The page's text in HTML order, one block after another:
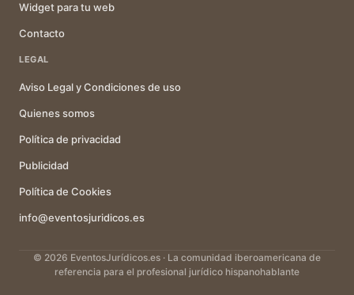
Widget para tu web
Contacto
LEGAL
Aviso Legal y Condiciones de uso
Quienes somos
Política de privacidad
Publicidad
Política de Cookies
info@eventosjuridicos.es
© 2026 EventosJurídicos.es · La comunidad iberoamericana de
referencia para el profesional jurídico hispanohablante